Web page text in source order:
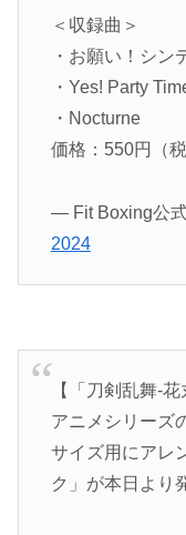
＜収録曲＞
・お願い！シン
・Yes! Party
・Nocturne
価格：550円（税
— Fit Boxing公
2024
【「刀剣乱舞-
アニメシリーズ
サイズ用にアレ
ク」が本日より